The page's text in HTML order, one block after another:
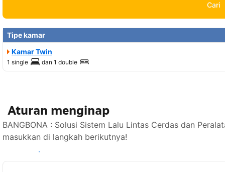
Cari
Tipe kamar
Kamar Twin
1 single dan 1 double
Aturan menginap
BANGBONA : Solusi Sistem Lalu Lintas Cerdas dan
masukkan di langkah berikutnya!
Lihat ketersediaan